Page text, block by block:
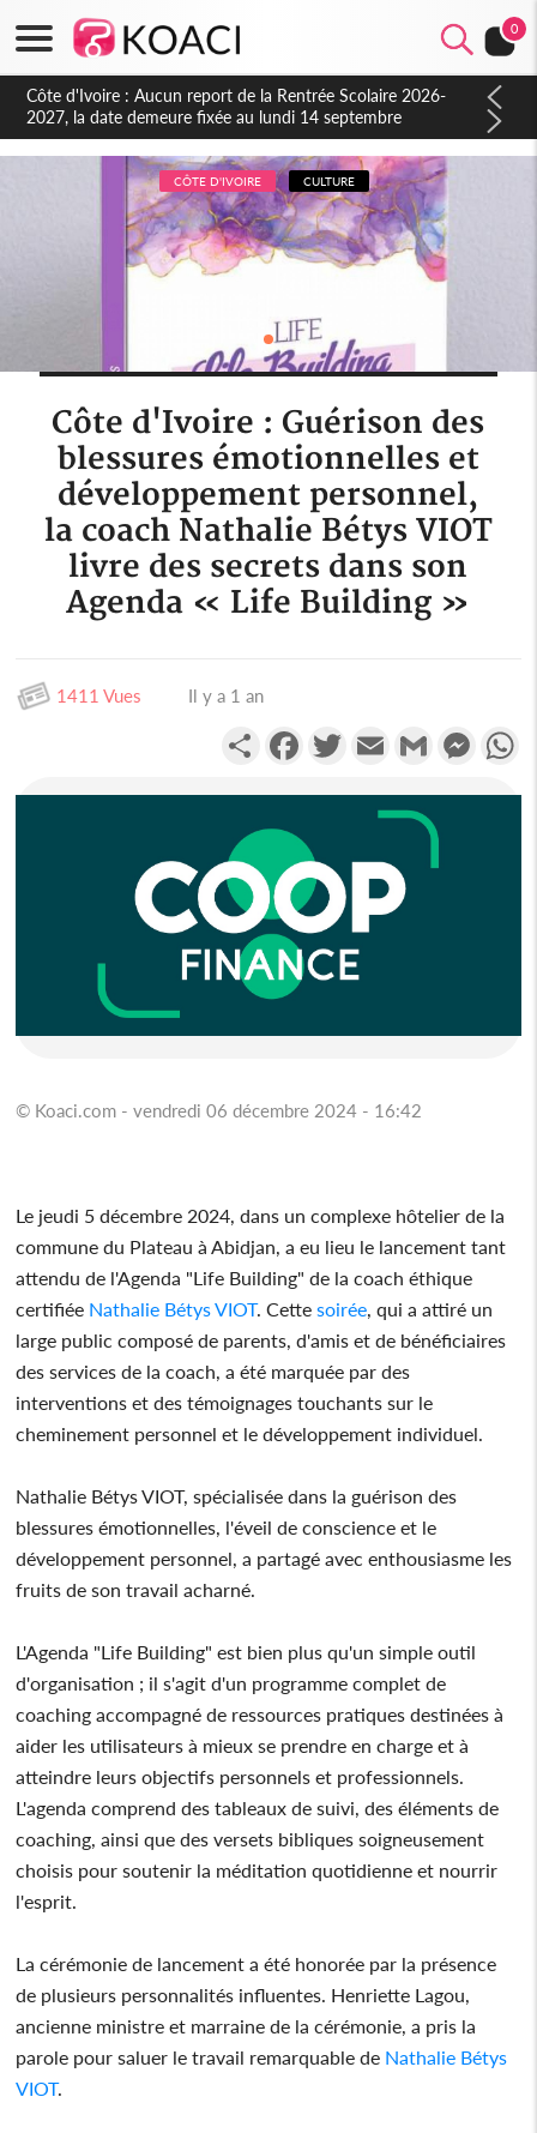
0
Côte d'Ivoire : Indépendance à Blahou, le sous-préfet : « La
fête nous invite à mesurer le chemin parcouru et à renouveler
notre engagement collectif en faveur du développement »
CÔTE D'IVOIRE CULTURE
Côte d'Ivoire : Guérison des
blessures émotionnelles et
développement personnel,
la coach Nathalie Bétys VIOT
livre des secrets dans son
Agenda « Life Building »
1411 Vues Il y a 1 an
PartagerFacebookTwitterEmail Gmail
© Koaci.com - vendredi 06 décembre 2024 - 16:42
Le jeudi 5 décembre 2024, dans un complexe hôtelier de la
commune du Plateau à Abidjan, a eu lieu le lancement tant
attendu de l'Agenda "Life Building" de la coach éthique
certifiée Nathalie Bétys VIOT. Cette soirée , qui a attiré un
large public composé de parents, d'amis et de bénéficiaires
des services de la coach, a été marquée par des
interventions et des témoignages touchants sur le
cheminement personnel et le développement individuel.
Nathalie Bétys VIOT, spécialisée dans la guérison des
blessures émotionnelles, l'éveil de conscience et le
développement personnel, a partagé avec enthousiasme les
fruits de son travail acharné.
L'Agenda "Life Building" est bien plus qu'un simple outil
d'organisation ; il s'agit d'un programme complet de
coaching accompagné de ressources pratiques destinées à
aider les utilisateurs à mieux se prendre en charge et à
atteindre leurs objectifs personnels et professionnels.
L'agenda comprend des tableaux de suivi, des éléments de
coaching, ainsi que des versets bibliques soigneusement
choisis pour soutenir la méditation quotidienne et nourrir
l'esprit.
La cérémonie de lancement a été honorée par la présence
de plusieurs personnalités influentes. Henriette Lagou,
ancienne ministre et marraine de la cérémonie, a pris la
parole pour saluer le travail remarquable de Nathalie Bétys
VIOT.